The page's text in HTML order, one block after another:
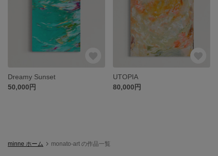
Dreamy Sunset
50,000円
UTOPIA
80,000円
minne ホーム monato-art の作品一覧